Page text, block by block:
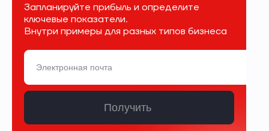
Запланируйте прибыль и определите
ключевые показатели.
Внутри примеры для разных типов бизнеса
Получить